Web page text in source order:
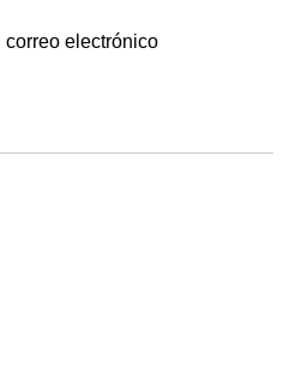
correo electrónico